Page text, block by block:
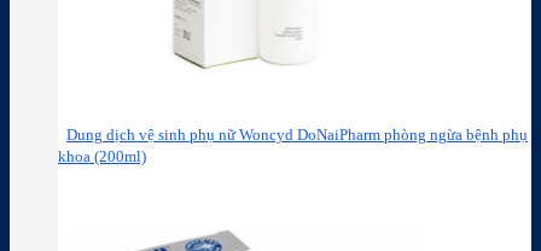
Dung dịch vệ sinh phụ nữ Woncyd DoNaiPharm phòng ngừa bệnh phụ
khoa (200ml)